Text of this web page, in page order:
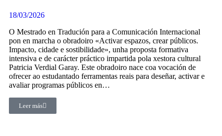
18/03/2026
O Mestrado en Tradución para a Comunicación Internacional
pon en marcha o obradoiro «Activar espazos, crear públicos.
Impacto, cidade e sostibilidade», unha proposta formativa
intensiva e de carácter práctico impartida pola xestora cultural
Patricia Verdial Garay. Este obradoiro nace coa vocación de
ofrecer ao estudantado ferramentas reais para deseñar, activar e
avaliar programas públicos en…
Leer más